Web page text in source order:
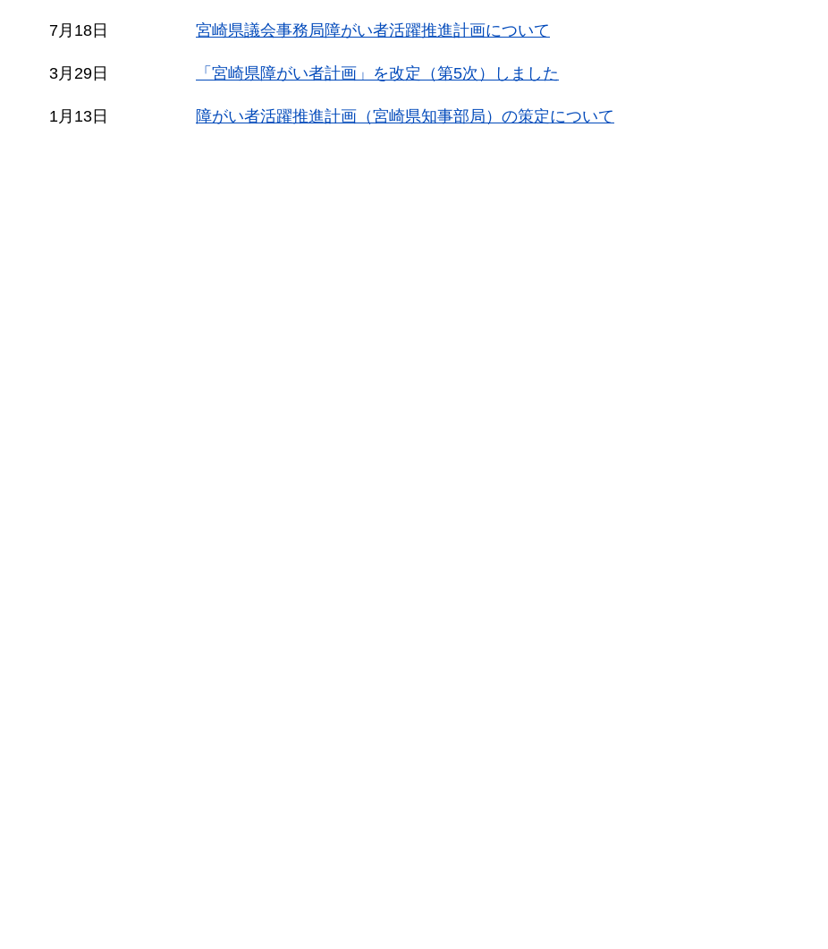
7月18日 宮崎県議会事務局障がい者活躍推進計画について
3月29日 「宮崎県障がい者計画」を改定（第5次）しました
1月13日 障がい者活躍推進計画（宮崎県知事部局）の策定について